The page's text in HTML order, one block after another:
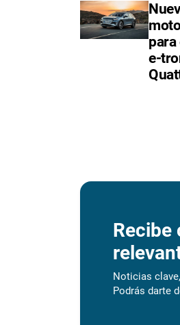
para
e-
Recibe
Noticias
Podrás darte